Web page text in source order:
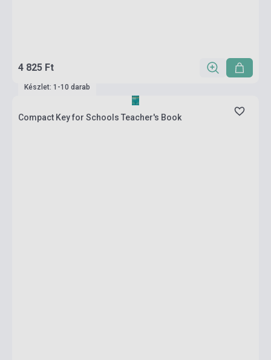
4 825 Ft
Készlet: 1-10 darab
Compact Key for Schools Teacher's Book